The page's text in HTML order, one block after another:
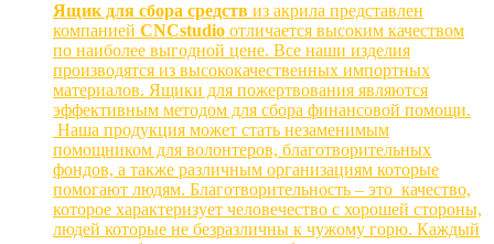
Ящик для сбора средств из акрила представлен
компанией CNCstudio отличается высоким качеством
по наиболее выгодной цене. Все наши изделия
производятся из высококачественных импортных
материалов. Ящики для пожертвования являются
эффективным методом для сбора финансовой помощи.
Наша продукция может стать незаменимым
помощником для волонтеров, благотворительных
фондов, а также различным организациям которые
помогают людям. Благотворительность – это качество,
которое характеризует человечество с хорошей стороны,
людей которые не безразличны к чужому горю. Каждый